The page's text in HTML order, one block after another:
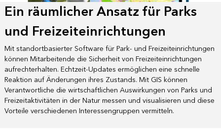
Ein räumlicher Ansatz für Parks
und Freizeiteinrichtungen
Mit standortbasierter Software für Park- und Freizeiteinrichtungen
können Mitarbeitende die Sicherheit von Freizeiteinrichtungen
aufrechterhalten. Echtzeit-Updates ermöglichen eine schnelle
Reaktion auf Änderungen ihres Zustands. Mit GIS können
Verantwortliche die wirtschaftlichen Auswirkungen von Parks und
Freizeitaktivitäten in der Natur messen und visualisieren und diese
Vorteile verschiedenen Interessengruppen vermitteln.